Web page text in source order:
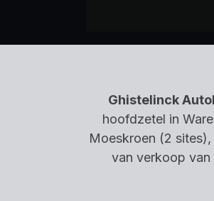
Ghistelinck
hoofdzetel in
Moeskroen (2 sites),
van verkoop